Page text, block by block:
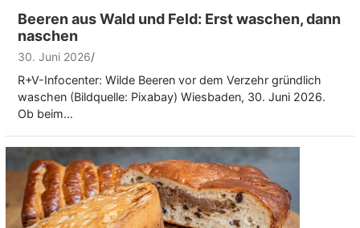
Beeren aus Wald und Feld: Erst waschen, dann
naschen
30. Juni 2026
R+V-Infocenter: Wilde Beeren vor dem Verzehr gründlich
waschen (Bildquelle: Pixabay) Wiesbaden, 30. Juni 2026.
Ob beim…